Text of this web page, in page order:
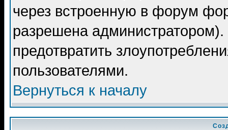
через встроенную в форум
разрешена
предотвратить
пользователями.
Вернуться к началу